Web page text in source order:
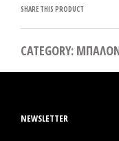
SHARE THIS PRODUCT
CATEGORY:
NEWSLETTER